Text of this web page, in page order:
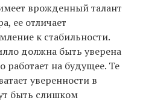
врожденный талант
ее отличает
к стабильности.
должна быть уверена
работает на будущее. Те
уверенности в
быть слишком